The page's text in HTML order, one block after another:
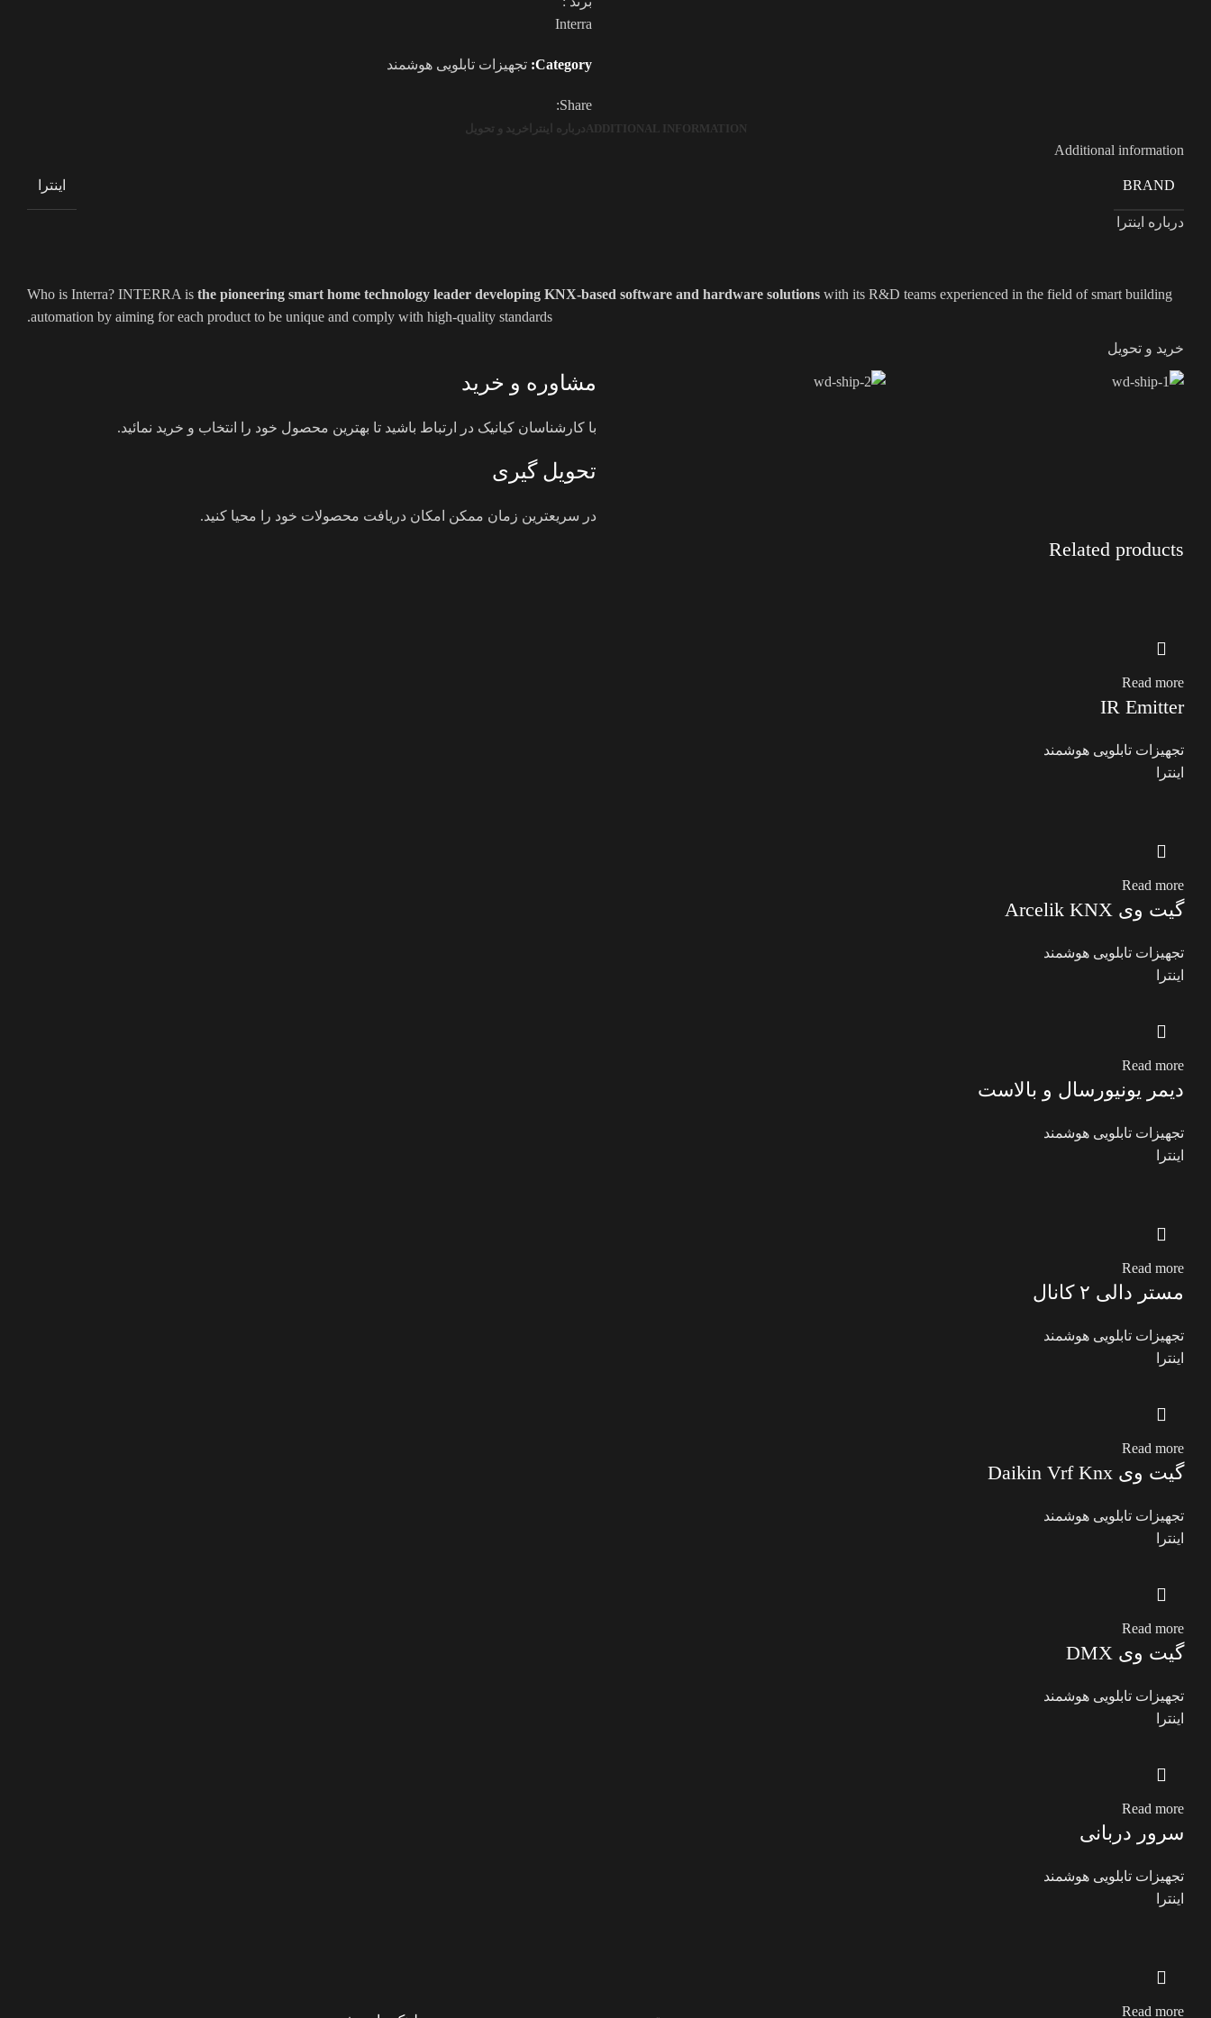
Interra
Category: تجهیزات تابلویی هوشمند
Share:
ADDITIONAL INFORMATION درباره اینترا خرید و تحویل
Additional information
BRAND اینترا
درباره اینترا
Who is Interra? INTERRA is the pioneering smart home technology leader developing KNX-based software and hardware solutions with its R&D teams experienced in the field of smart building
automation by aiming for each product to be unique and comply with high-quality standards.
خرید و تحویل
مشاوره و خرید
با کارشناسان کیانیک در ارتباط باشید تا بهترین محصول خود را انتخاب و خرید نمائید.
تحویل گیری
در سریعترین زمان ممکن امکان دریافت محصولات خود را محیا کنید.
Related products
Read more
IR Emitter
تجهیزات تابلویی هوشمند
اینترا
Read more
گیت وی Arcelik KNX
تجهیزات تابلویی هوشمند
اینترا
Read more
دیمر یونیورسال و بالاست
تجهیزات تابلویی هوشمند
اینترا
Read more
مستر دالی ۲ کانال
تجهیزات تابلویی هوشمند
اینترا
Read more
گیت وی Daikin Vrf Knx
تجهیزات تابلویی هوشمند
اینترا
Read more
گیت وی DMX
تجهیزات تابلویی هوشمند
اینترا
Read more
سرور دربانی
تجهیزات تابلویی هوشمند
اینترا
Read more